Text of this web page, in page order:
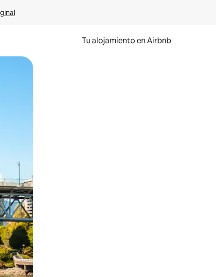
Tu alojamiento en Airbnb
dedo.